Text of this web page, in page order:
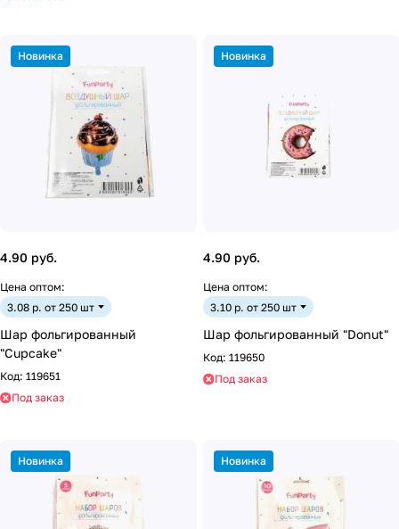
Новинка
4.90 руб.
Цена оптом:
3.08 р. от 250 шт
Шар фольгированный
"Cupcake"
Код: 119651
Под заказ
Новинка
4.90 руб.
Цена оптом:
3.10 р. от 250 шт
Шар фольгированный "Donut"
Код: 119650
Под заказ
Новинка Новинка